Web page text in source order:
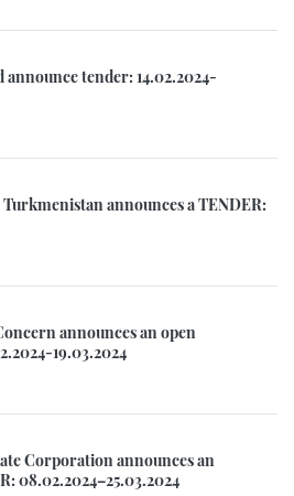
tender: 14.02.2024-
announces a TENDER:
announces an open
19.03.2024
Corporation announces an
08.02.2024–25.03.2024